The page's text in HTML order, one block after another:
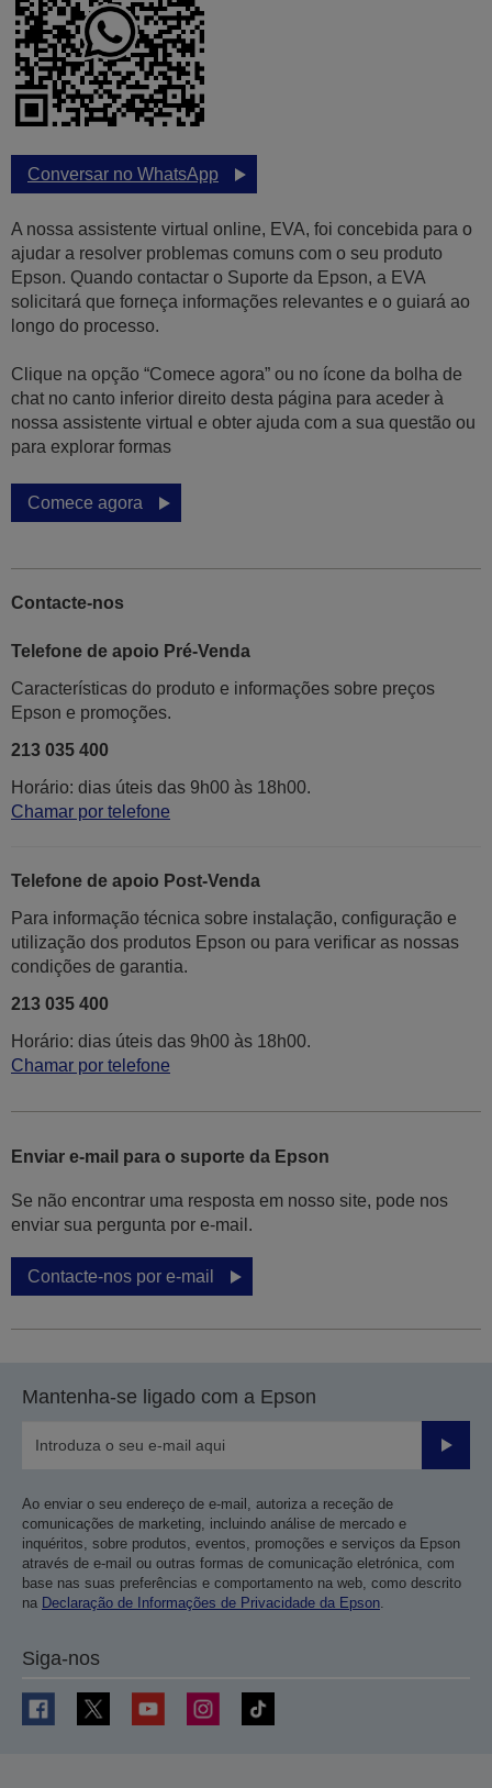
Conversar no WhatsApp
A nossa assistente virtual online, EVA, foi concebida para o
ajudar a resolver problemas comuns com o seu produto
Epson. Quando contactar o Suporte da Epson, a EVA
solicitará que forneça informações relevantes e o guiará ao
longo do processo.
Clique na opção “Comece agora” ou no ícone da bolha de
chat no canto inferior direito desta página para aceder à
nossa assistente virtual e obter ajuda com a sua questão ou
para explorar formas
Comece agora
Contacte-nos
Telefone de apoio Pré-Venda
Características do produto e informações sobre preços
Epson e promoções.
213 035 400
Horário: dias úteis das 9h00 às 18h00.
Chamar por telefone
Telefone de apoio Post-Venda
Para informação técnica sobre instalação, configuração e
utilização dos produtos Epson ou para verificar as nossas
condições de garantia.
213 035 400
Horário: dias úteis das 9h00 às 18h00.
Chamar por telefone
Enviar e-mail para o suporte da Epson
Se não encontrar uma resposta em nosso site, pode nos
enviar sua pergunta por e-mail.
Contacte-nos por e-mail
Mantenha-se ligado com a Epson
Enviar
Ao enviar o seu endereço de e-mail, autoriza a receção de
comunicações de marketing, incluindo análise de mercado e
inquéritos, sobre produtos, eventos, promoções e serviços da Epson
através de e-mail ou outras formas de comunicação eletrónica, com
base nas suas preferências e comportamento na web, como descrito
na Declaração de Informações de Privacidade da Epson.
Siga-nos